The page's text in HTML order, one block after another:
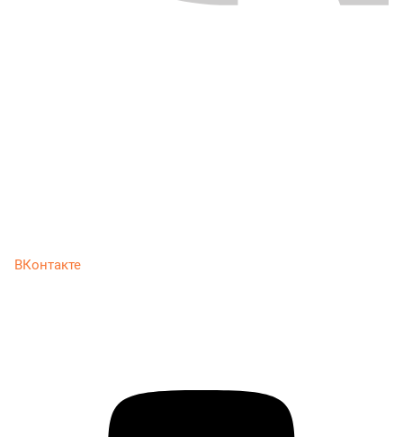
ВКонтакте